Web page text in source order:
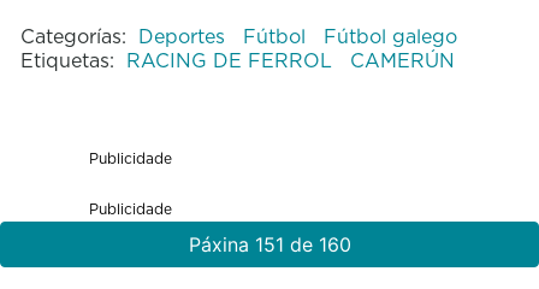
Categorías: Deportes Fútbol
Fútbol galego
Etiquetas: RACING DE FERROL CAMERÚN
Publicidade
Publicidade
Páxina 151 de 160